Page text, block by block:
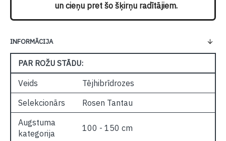
un cieņu pret šo šķirņu radītājiem.
INFORMĀCIJA
PAR ROŽU STĀDU:
Veids
Tējhibrīdrozes
Selekcionārs
Rosen Tantau
Augstuma
kategorija
100 - 150 cm